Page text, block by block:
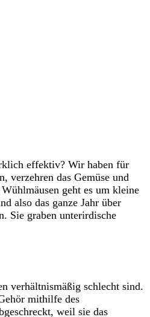
effektiv? Wir haben für
verzehren das Gemüse und
geht es um kleine
also das ganze Jahr über
Sie graben unterirdische
verhältnismäßig schlecht sind.
mithilfe des
weil sie das